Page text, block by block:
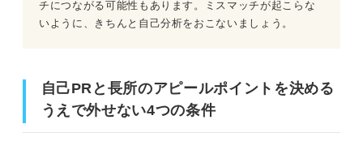
チにつながる可能性もあります。ミスマッチが起こらな
いように、きちんと自己分析をおこないましょう。
自己PRと長所のアピールポイントを決める
うえで外せない4つの条件